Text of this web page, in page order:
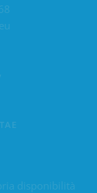
disponibilità